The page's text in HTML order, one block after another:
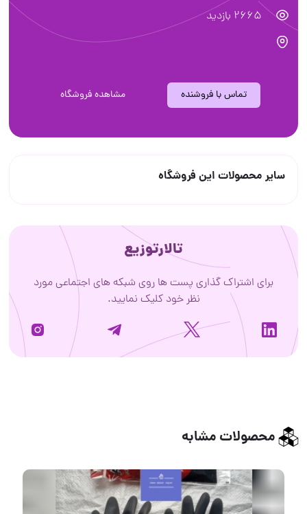
2665 بازدید
تماس با فروشنده مشاهده فروشگاه
سایر محصولات این فروشگاه
تالارتوزیع
برای اشتراک گذاری پست ها روی شبکه های اجتماعی مورد
نظر خود کلیک نمایید.
محصولات مشابه